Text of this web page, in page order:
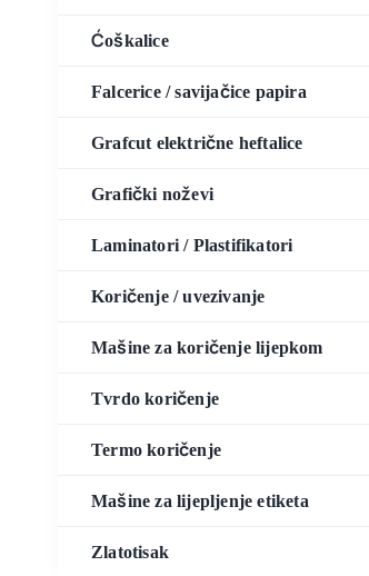
Ćoškalice
Falcerice / savijačice papira
Grafcut električne heftalice
Grafički noževi
Laminatori / Plastifikatori
Koričenje / uvezivanje
Mašine za koričenje lijepkom
Tvrdo koričenje
Termo koričenje
Mašine za lijepljenje etiketa
Zlatotisak